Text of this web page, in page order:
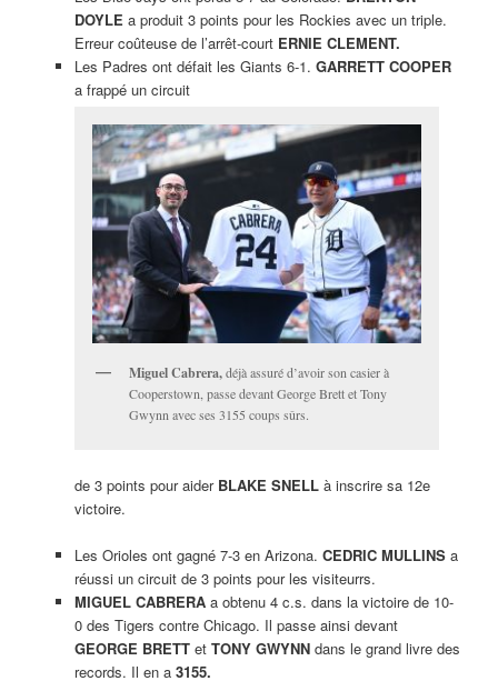
DOYLE a produit 3 points pour les Rockies avec un triple.
Erreur coûteuse de l’arrêt-court ERNIE CLEMENT.
Les Padres ont défait les Giants 6-1. GARRETT COOPER
a frappé un circuit
Miguel Cabrera,déjà assuré d’avoir son casier à
Cooperstown, passe devant George Brett et Tony
Gwynn avec ses 3155 coups sûrs.
de 3 points pour aider BLAKE SNELLà inscrire sa 12e
victoire.
Les Orioles ont gagné 7-3 en Arizona. CEDRIC MULLINSa
réussi un circuit de 3 points pour les visiteurrs.
MIGUEL CABRERAa obtenu 4 c.s. dans la victoire de 10-
0 des Tigers contre Chicago. Il passe ainsi devant
GEORGE BRETTet TONY GWYNNdans le grand livre des
records. Il en a 3155.